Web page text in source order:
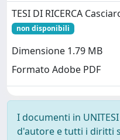
TESI DI RICERCA
non disponibili
Dimensione 1.79 MB
Formato Adobe PDF
I documenti in
d'autore e tutti i diritti